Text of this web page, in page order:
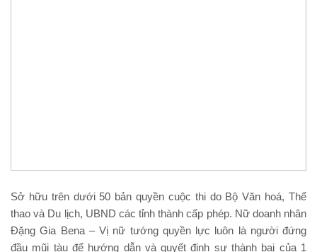
Sở hữu trên dưới 50 bản quyền cuộc thi do Bộ Văn hoá, Thể
thao và Du lịch, UBND các tỉnh thành cấp phép. Nữ doanh nhân
Đặng Gia Bena – Vị nữ tướng quyền lực luôn là người đứng
đầu mũi tàu để hướng dẫn và quyết định sự thành bại của 1